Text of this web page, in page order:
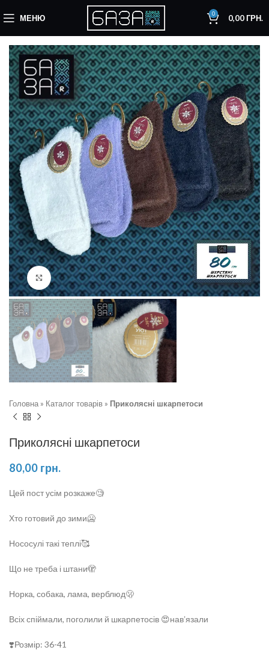
МЕНЮ 0 0,00ГРН.
Натисніть, щоб збільшити
Головна » Каталог товарів » Приколясні шкарпетоси
Приколясні шкарпетоси
80,00 грн.
Цей пост усім розкаже🧐
Хто готовий до зими🥶
Нососулі такі теплі🥰
Що не треба і штани🫣
Норка, собака, лама, верблюд🫢
Всіх спіймали, поголили й шкарпетосів 😍навʼязали
❣️Розмір: 36-41